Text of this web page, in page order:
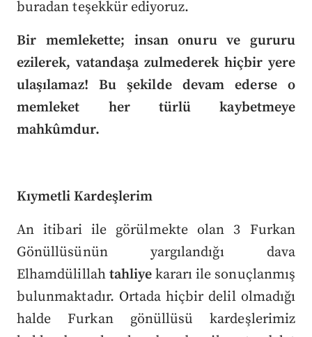
buradan teşekkür ediyoruz.
Bir memlekette; insan onuru ve gururu
ezilerek, vatandaşa zulmederek hiçbir yere
ulaşılamaz! Bu şekilde devam ederse o
memleket her türlü kaybetmeye
mahkûmdur.
Kıymetli Kardeşlerim
An itibari ile görülmekte olan 3 Furkan
Gönüllüsünün yargılandığı dava
Elhamdülillah tahliye kararı ile sonuçlanmış
bulunmaktadır. Ortada hiçbir delil olmadığı
halde Furkan gönüllüsü kardeşlerimiz